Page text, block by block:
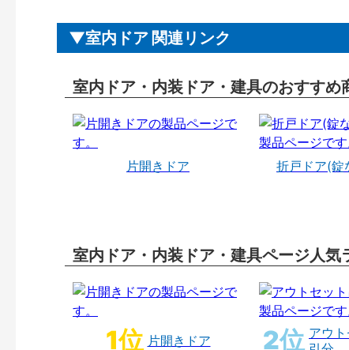
室内ドア 関連リンク
室内ドア・内装ドア・建具のおすすめ
片開きドア 折戸ドア(錠
室内ドア・内装ドア・建具ページ人気
片開きドア
アウト